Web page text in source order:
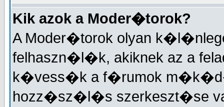
Kik azok a Moder�torok?
A Moder�torok olyan
felhaszn�l�k, akiknek az a
k�vess�k a f�rumok
hozz�sz�l�s szerkeszt�se